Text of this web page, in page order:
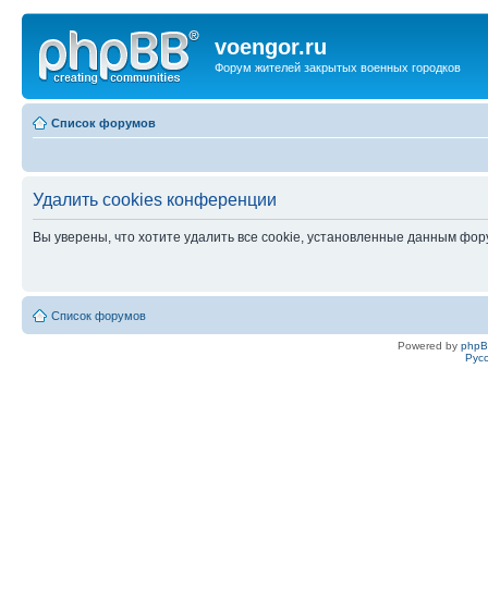
voengor.ru
Форум жителей закрытых военных городков
Список форумов
Удалить cookies конференции
Вы уверены, что хотите удалить все cookie, установленные данным
Список форумов
Powered by